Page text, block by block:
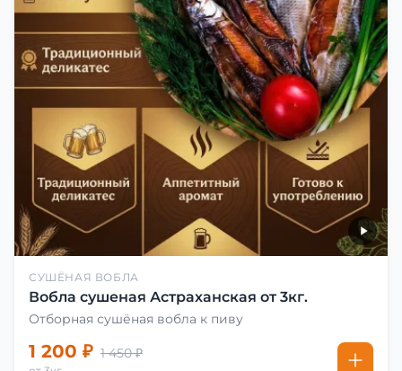
СУШЁНАЯ ВОБЛА
Вобла сушеная Астраханская от 3кг.
Отборная сушёная вобла к пиву
1 200 ₽ 1 450 ₽